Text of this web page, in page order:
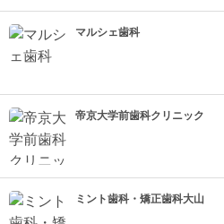
マルシェ歯科
帝京大学前歯科クリニック
ミント歯科・矯正歯科大山